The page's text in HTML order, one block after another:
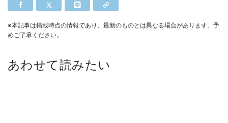
※本記事は掲載時点の情報であり、最新のものとは異なる場合があります。予
めご了承ください。
あわせて読みたい